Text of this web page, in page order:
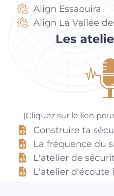
Les
(Cliquez sur le lien
Construire ta
La fréquence du
L'atelier de
L'atelier d'écoute
Align Essaouira
Align La Vallée